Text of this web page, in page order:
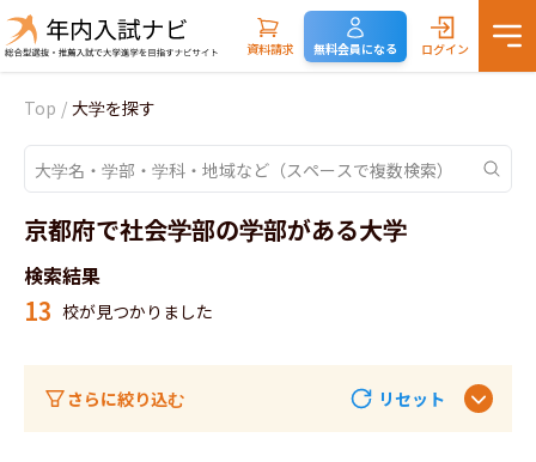
資料請求 無料会員になる ログイン
Top / 大学を探す
京都府で社会学部の学部がある大学
検索結果
13 校が見つかりました
さらに絞り込む リセット